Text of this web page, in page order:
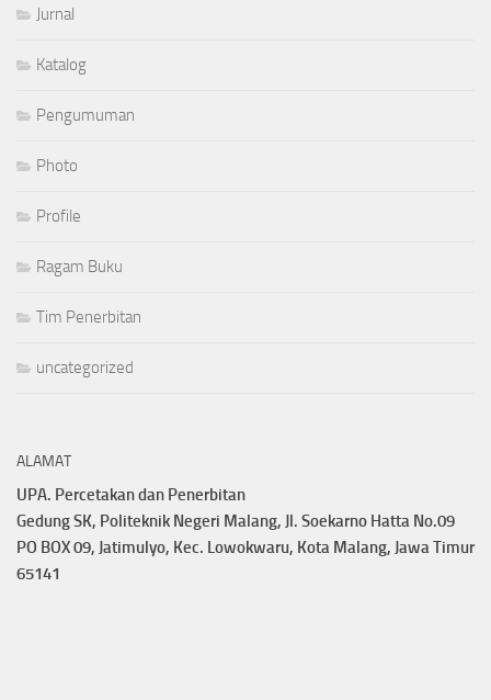
Jurnal
Katalog
Pengumuman
Photo
Profile
Ragam Buku
Tim Penerbitan
uncategorized
ALAMAT
UPA. Percetakan dan Penerbitan
Gedung SK, Politeknik Negeri Malang, Jl. Soekarno Hatta No.09
PO BOX 09, Jatimulyo, Kec. Lowokwaru, Kota Malang, Jawa Timur
65141